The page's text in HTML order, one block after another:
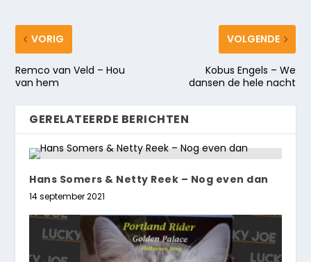
VORIG
Remco van Veld – Hou
van hem
VOLGENDE
Kobus Engels – We
dansen de hele nacht
GERELATEERDE BERICHTEN
Hans Somers & Netty Reek – Nog even dan
14 september 2021